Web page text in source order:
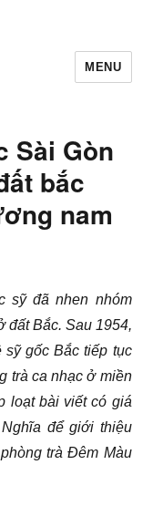
MENU
Sài Gòn
bắc
nam
sỹ đã nhen nhóm
đất Bắc. Sau 1954,
gốc Bắc tiếp tục
trà ca nhạc ở miền
loạt bài viết có giá
để giới thiệu
trà Đêm Màu